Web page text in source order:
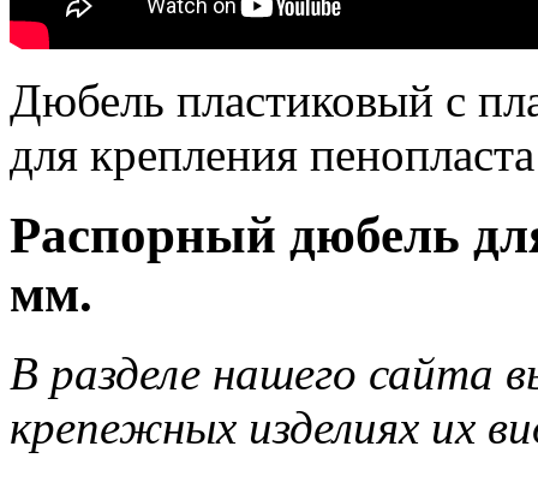
Дюбель пластиковый с
для крепления
Распорный дюбель
мм.
В разделе нашего сайта
крепежных изделиях их